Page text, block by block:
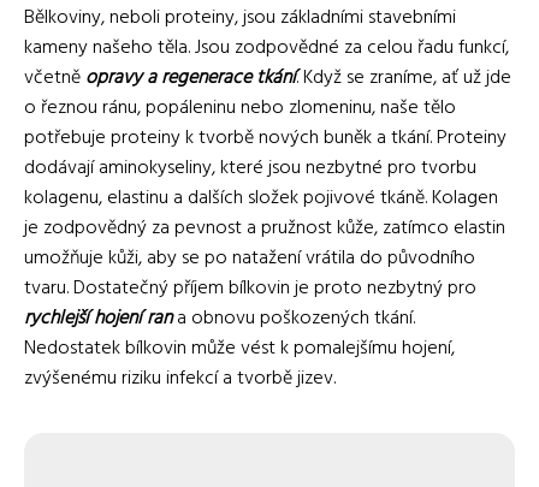
Bělkoviny, neboli proteiny, jsou základními stavebními
kameny našeho těla. Jsou zodpovědné za celou řadu funkcí,
včetněopravy a regenerace tkání. Když se zraníme, ať už jde
o řeznou ránu, popáleninu nebo zlomeninu, naše tělo
potřebuje proteiny k tvorbě nových buněk a tkání. Proteiny
dodávají aminokyseliny, které jsou nezbytné pro tvorbu
kolagenu, elastinu a dalších složek pojivové tkáně. Kolagen
je zodpovědný za pevnost a pružnost kůže, zatímco elastin
umožňuje kůži, aby se po natažení vrátila do původního
tvaru. Dostatečný příjem bílkovin je proto nezbytný pro
rychlejší hojení rana obnovu poškozených tkání.
Nedostatek bílkovin může vést k pomalejšímu hojení,
zvýšenému riziku infekcí a tvorbě jizev.